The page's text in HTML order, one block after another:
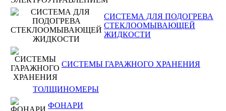
СИСТЕМА ДЛЯ ПОДОГРЕВА
СТЕКЛООМЫВАЮЩЕЙ
ЖИДКОСТИ
СИСТЕМЫ ГАРАЖНОГО ХРАНЕНИЯ
ТОЛЩИНОМЕРЫ
ФОНАРИ